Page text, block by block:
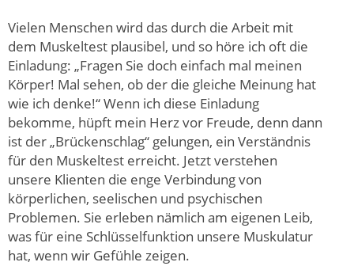
Vielen Menschen wird das durch die Arbeit mit
dem Muskeltest plausibel, und so höre ich oft die
Einladung: „Fragen Sie doch einfach mal meinen
Körper! Mal sehen, ob der die gleiche Meinung hat
wie ich denke!“ Wenn ich diese Einladung
bekomme, hüpft mein Herz vor Freude, denn dann
ist der „Brückenschlag“ gelungen, ein Verständnis
für den Muskeltest erreicht. Jetzt verstehen
unsere Klienten die enge Verbindung von
körperlichen, seelischen und psychischen
Problemen. Sie erleben nämlich am eigenen Leib,
was für eine Schlüsselfunktion unsere Muskulatur
hat, wenn wir Gefühle zeigen.